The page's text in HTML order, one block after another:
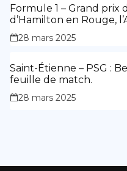
Formule 1 – Grand prix
d’Hamilton en Rouge,
des siennes.
28 mars 2025
Saint-Étienne – PSG :
feuille de match.
28 mars 2025